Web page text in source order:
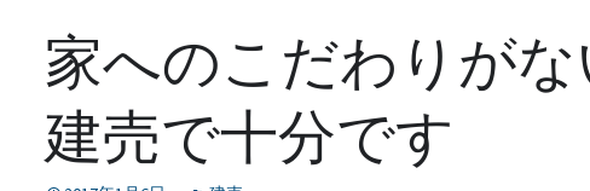
家へのこだわりがな
建売で十分です